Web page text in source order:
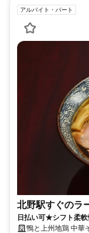
アルバイト・パート
北野駅すぐのラ
日払い可★シフト柔軟
鴨と上州地鶏 中